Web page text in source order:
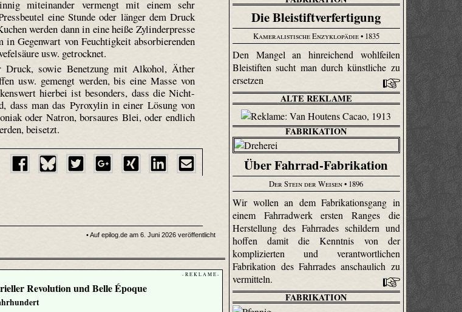
miteinander vermengt mit einem sehr
eine Stunde oder länger dem Druck
werden dann in eine heiße Zylinderpresse
Gegenwart von Feuchtigkeit absorbierenden
usw. getrocknet.
Druck, sowie Benetzung mit Alkohol, Äther
usw. gemengt werden, bis eine Masse von
hierbei ist besonders, dass die Nicht-
dass man das Pyroxylin in einer Lösung von
oder Natron, borsaures Blei, oder endlich
beisetzt.
• Auf epilog.de am 6. Juni 2026 veröffentlicht
- R E K L A M E -
Revolution und Belle Époque
Die Bleistiftverfertigung
Kameralistische Enzyklopädie• 1835
Den Mangel an hinreichend wohlfeilen
Bleistiften sucht man durch künstliche zu
ersetzen
ALTE REKLAME
FABRIKATION
Über Fahrrad-Fabrikation
Der Stein der Weisen• 1896
Wir wollen an dem Fabrikationsgang in
einem Fahrradwerk ersten Ranges die
Herstellung des Fahrrades schildern und
hoffen damit die Kenntnis von der
komplizierten und verantwortlichen
Fabrikation des Fahrrades anschaulich zu
vermitteln.
FABRIKATION